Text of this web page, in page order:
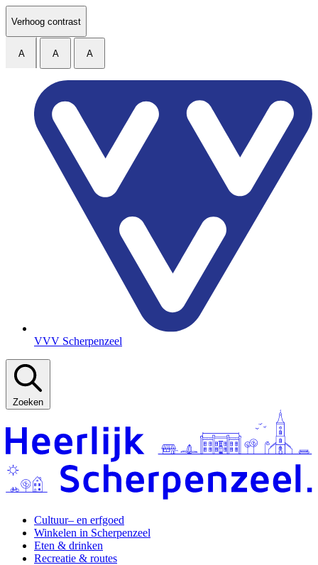
Ga naar de inhoud
Verhoog contrast
A A A
VVV Scherpenzeel
Zoeken
Cultuur– en erfgoed
Winkelen in Scherpenzeel
Eten & drinken
Recreatie & routes